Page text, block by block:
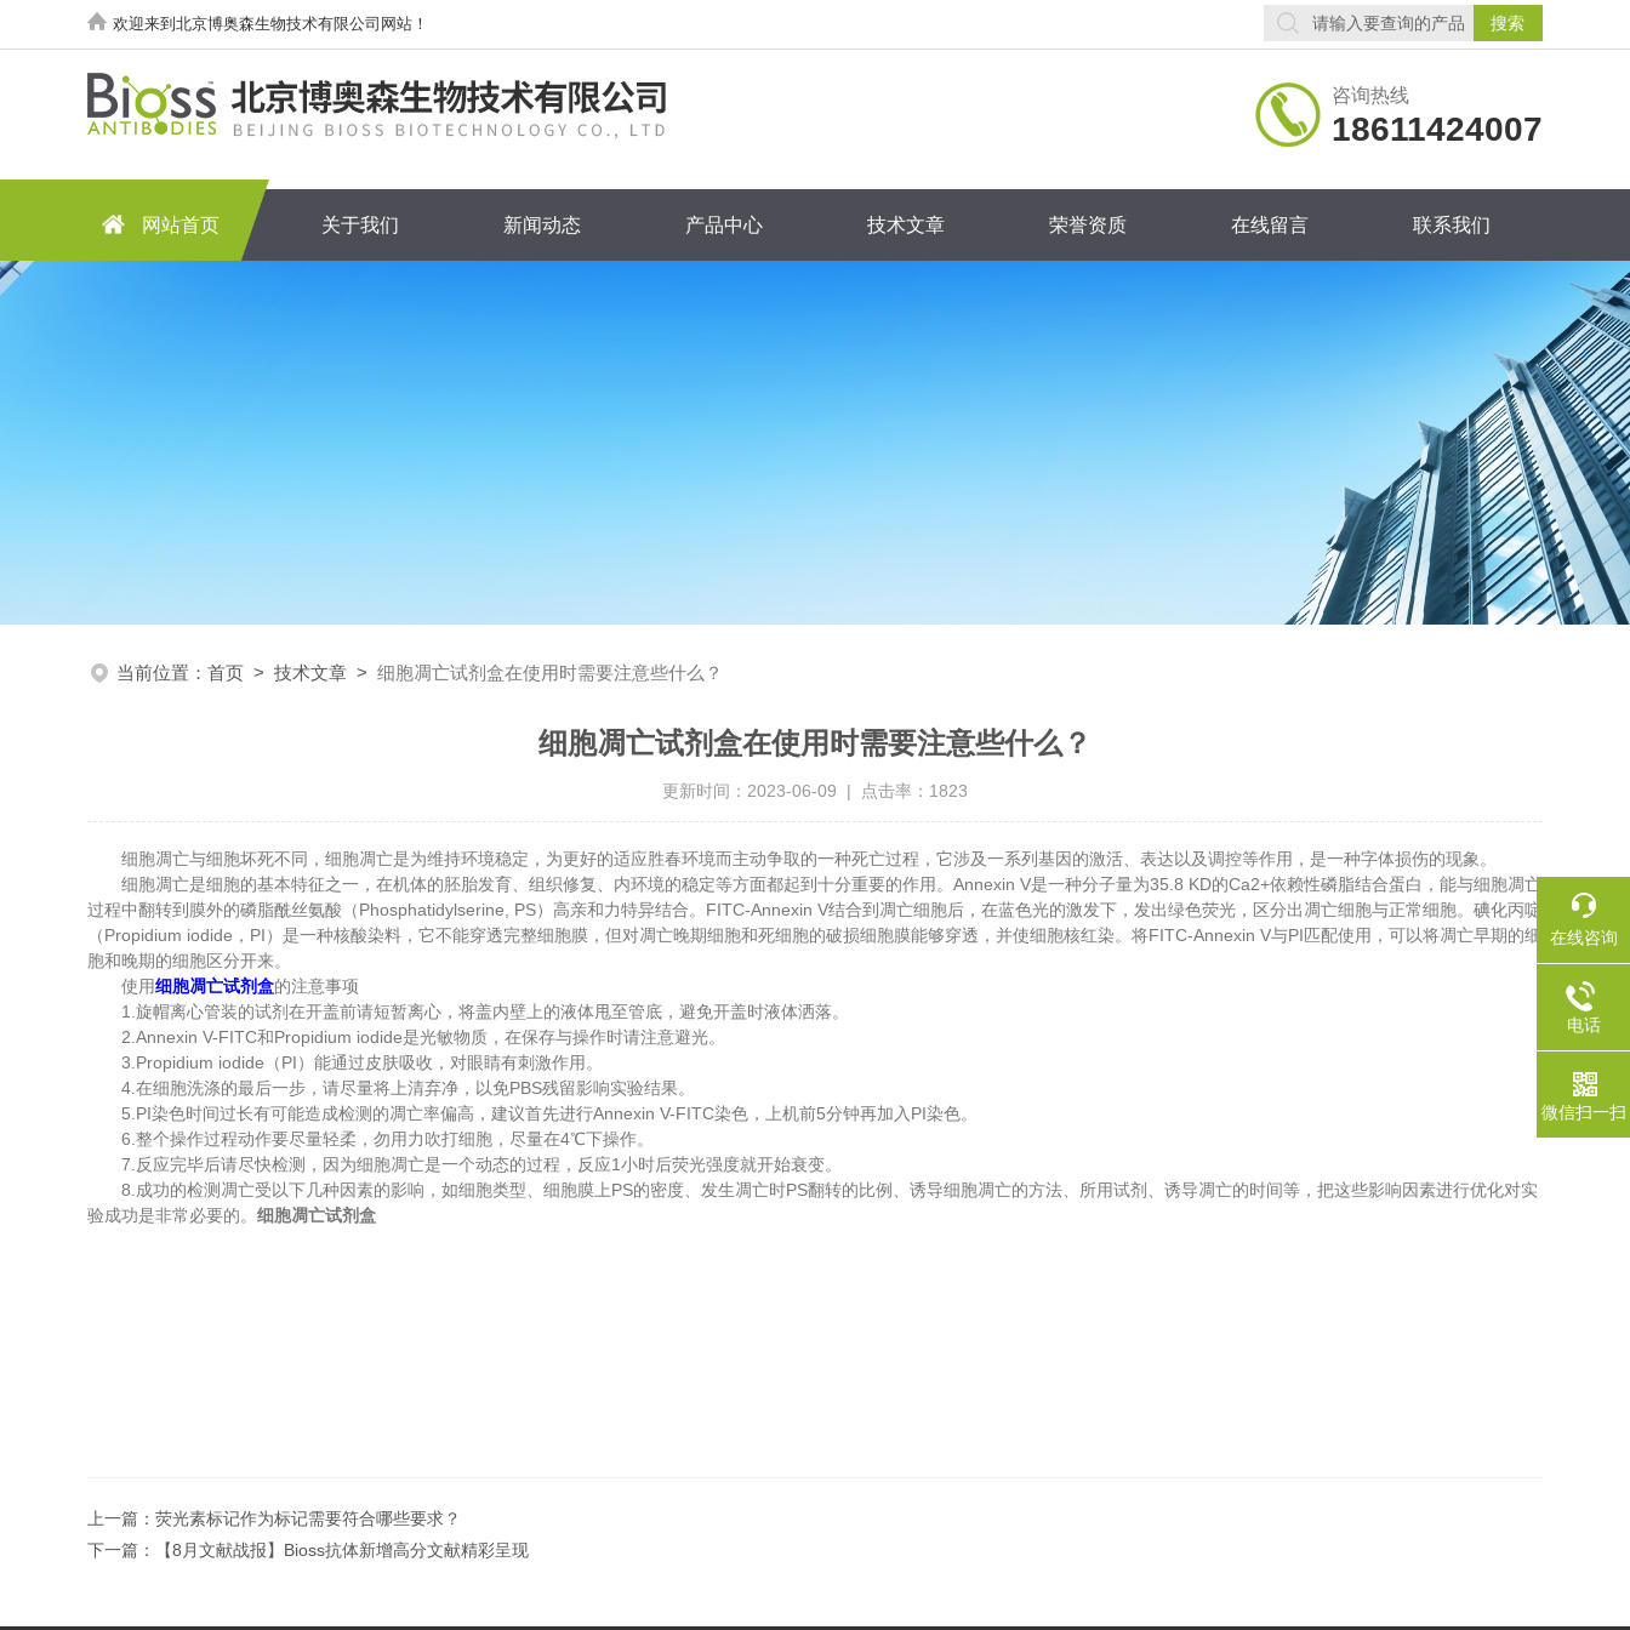
欢迎来到北京博奥森生物技术有限公司网站！
咨询热线
18611424007
网站首页 关于我们 新闻动态 产品中心 技术文章 荣誉资质 在线留言 联系我们
当前位置： 首页 > 技术文章 > 细胞凋亡试剂盒在使用时需要注意些什么？
细胞凋亡试剂盒在使用时需要注意些什么？
更新时间：2023-06-09 | 点击率：1823
细胞凋亡与细胞坏死不同，细胞凋亡是为维持环境稳定，为更好的适应胜春环境而主动争取的一种死亡过程，它涉及一系列基因的激活、表达以及调控等作用，是一种字体损伤的现象。
细胞凋亡是细胞的基本特征之一，在机体的胚胎发育、组织修复、内环境的稳定等方面都起到十分重要的作用。Annexin V是一种分子量为35.8 KD的Ca2+依赖性磷脂结合蛋白，能与细胞凋亡
过程中翻转到膜外的磷脂酰丝氨酸（Phosphatidylserine, PS）高亲和力特异结合。FITC-Annexin V结合到凋亡细胞后，在蓝色光的激发下，发出绿色荧光，区分出凋亡细胞与正常细胞。碘化丙啶
（Propidium iodide，PI）是一种核酸染料，它不能穿透完整细胞膜，但对凋亡晚期细胞和死细胞的破损细胞膜能够穿透，并使细胞核红染。将FITC-Annexin V与PI匹配使用，可以将凋亡早期的细
胞和晚期的细胞区分开来。
使用细胞凋亡试剂盒的注意事项
1.旋帽离心管装的试剂在开盖前请短暂离心，将盖内壁上的液体甩至管底，避免开盖时液体洒落。
2.Annexin V-FITC和Propidium iodide是光敏物质，在保存与操作时请注意避光。
3.Propidium iodide（PI）能通过皮肤吸收，对眼睛有刺激作用。
4.在细胞洗涤的最后一步，请尽量将上清弃净，以免PBS残留影响实验结果。
5.PI染色时间过长有可能造成检测的凋亡率偏高，建议首先进行Annexin V-FITC染色，上机前5分钟再加入PI染色。
6.整个操作过程动作要尽量轻柔，勿用力吹打细胞，尽量在4℃下操作。
7.反应完毕后请尽快检测，因为细胞凋亡是一个动态的过程，反应1小时后荧光强度就开始衰变。
8.成功的检测凋亡受以下几种因素的影响，如细胞类型、细胞膜上PS的密度、发生凋亡时PS翻转的比例、诱导细胞凋亡的方法、所用试剂、诱导凋亡的时间等，把这些影响因素进行优化对实
验成功是非常必要的。 细胞凋亡试剂盒
上一篇： 荧光素标记作为标记需要符合哪些要求？
下一篇：
【8月文献战报】Bioss抗体新增高分文献精彩呈现
在线咨询
电话
微信扫一扫